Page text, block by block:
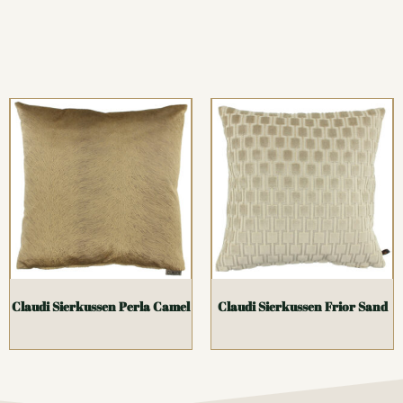
Claudi Sierkussen Perla Camel Claudi Sierkussen Frior Sand